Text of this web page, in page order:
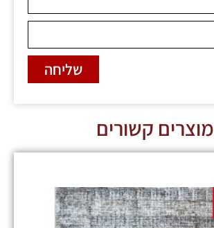
שליחה
מוצרים קשורים